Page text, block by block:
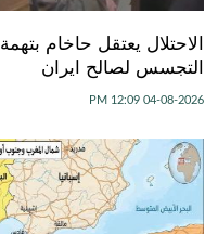
الاحتلال يعتقل حاخام بتهمة
التجسس لصالح ايران
04-08-2026 12:09 PM